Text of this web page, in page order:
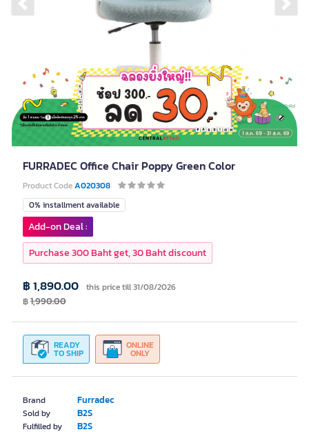
Previous slide
FURRADEC Office Chair Poppy Green Color
Product CodeA020308
Brand Furradec
Sold by B2S
Fulfilled by B2S
0% installment available
READY
TO SHIP
ONLINE
ONLY
฿ 1,890.00 this price till 31/08/2026
฿1,990.00
Add-on Deal :
Purchase 300 Baht get, 30 Baht discount